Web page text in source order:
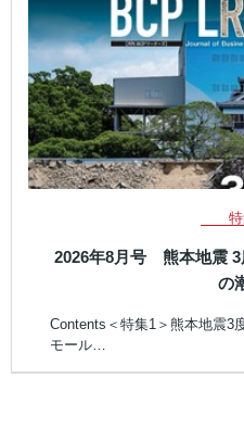
2026年8月号 熊本地震 3
の
Contents＜特集1＞熊本地震3
モール…